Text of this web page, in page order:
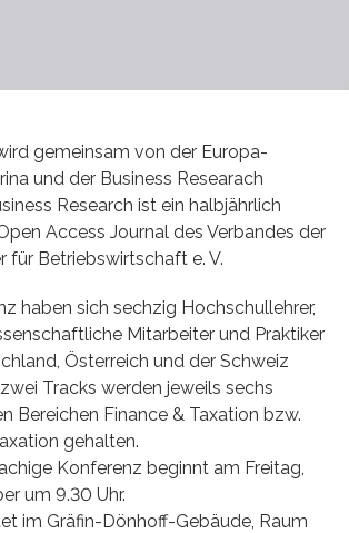
gemeinsam von der Europa-
und der Business Researach
Research ist ein halbjährlich
Access Journal des Verbandes der
für Betriebswirtschaft e. V.
haben sich sechzig Hochschullehrer,
Mitarbeiter und Praktiker
Österreich und der Schweiz
Tracks werden jeweils sechs
Bereichen Finance & Taxation bzw.
gehalten.
Konferenz beginnt am Freitag,
um 9.30 Uhr.
im Gräfin-Dönhoff-Gebäude, Raum